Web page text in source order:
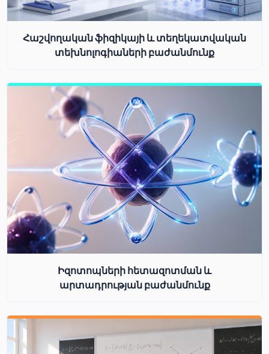
Հաշվողական ֆիզիկայի և տեղեկատվական
տեխնոլոգիաների բաժանմունք
Իզոտոպների հետազոտման և
արտադրության բաժանմունք